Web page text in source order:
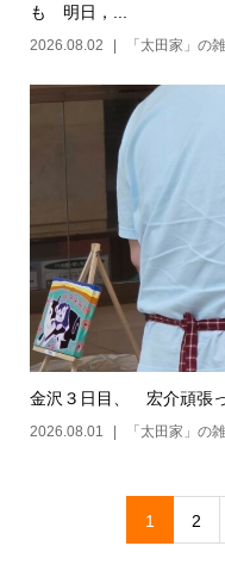
も 明日，...
2026.08.02 「太田家」の
金沢３日目、 宏介頑張
2026.08.01 「太田家」の
1 2